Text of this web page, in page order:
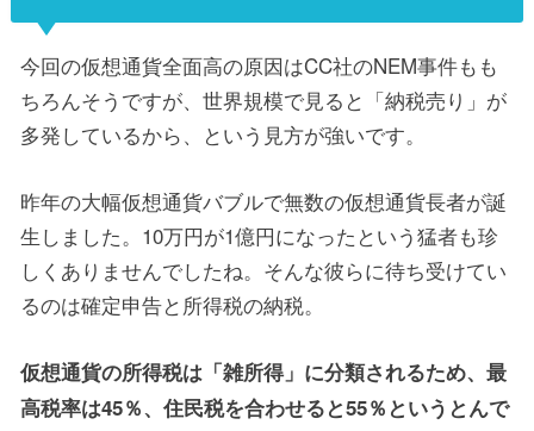
今回の仮想通貨全面高の原因はCC社のNEM事件もも
ちろんそうですが、世界規模で見ると「納税売り」が
多発しているから、という見方が強いです。
昨年の大幅仮想通貨バブルで無数の仮想通貨長者が誕
生しました。10万円が1億円になったという猛者も珍
しくありませんでしたね。そんな彼らに待ち受けてい
るのは確定申告と所得税の納税。
仮想通貨の所得税は「雑所得」に分類されるため、最
高税率は45％、住民税を合わせると55％というとんで